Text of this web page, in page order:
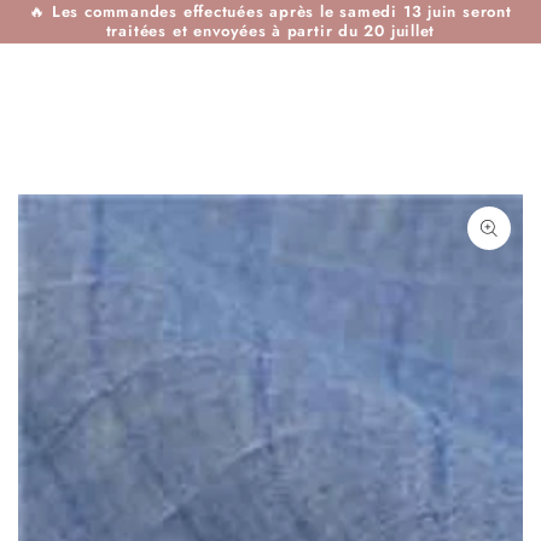
IGNORER LE
CONTENU
🔥 Les commandes effectuées après le samedi 13 juin seront
traitées et envoyées à partir du 20 juillet
IGNORER LES